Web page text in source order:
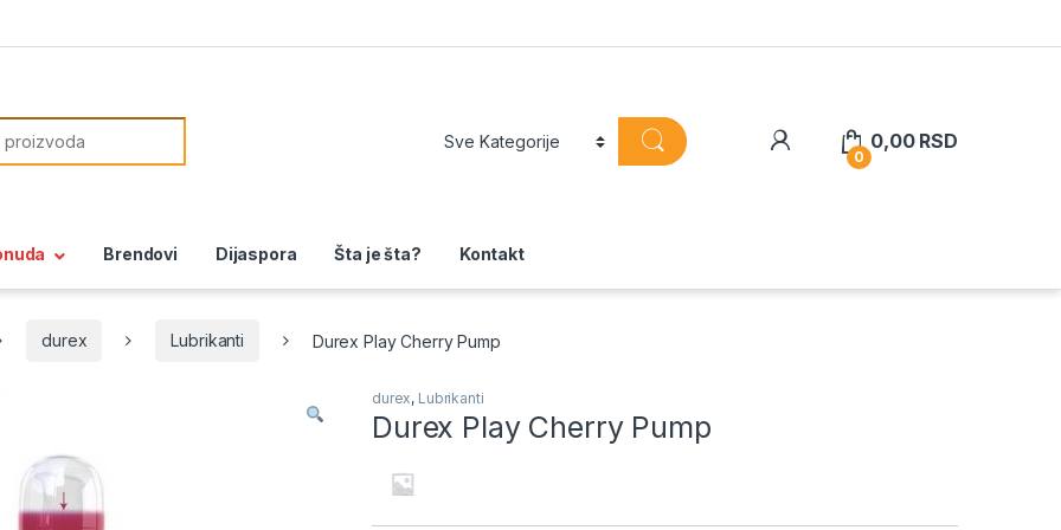
0
0,00 RSD
Brendovi Dijaspora Šta je šta? Kontakt
durex Lubrikanti Durex Play Cherry Pump
durex, Lubrikanti
Durex Play Cherry Pump